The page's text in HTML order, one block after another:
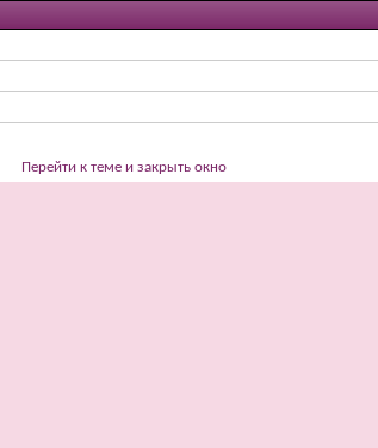
Перейти к теме и закрыть окно